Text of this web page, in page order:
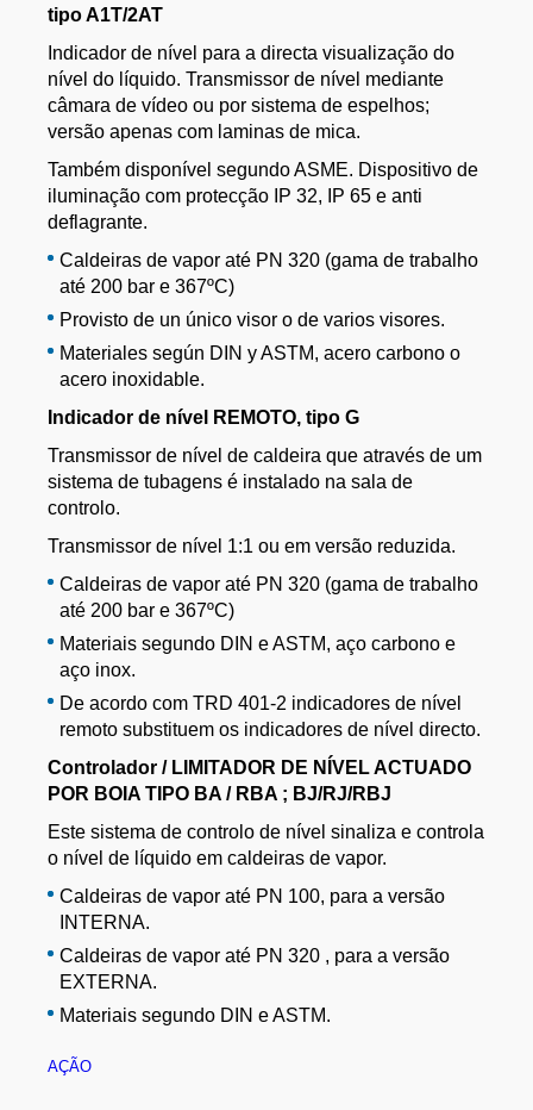
tipo A1T/2AT
Indicador de nível para a directa visualização do
nível do líquido. Transmissor de nível mediante
câmara de vídeo ou por sistema de espelhos;
versão apenas com laminas de mica.
Também disponível segundo ASME. Dispositivo de
iluminação com protecção IP 32, IP 65 e anti
deflagrante.
Caldeiras de vapor até PN 320 (gama de trabalho
até 200 bar e 367ºC)
Provisto de un único visor o de varios visores.
Materiales según DIN y ASTM, acero carbono o
acero inoxidable.
Indicador de nível REMOTO, tipo G
Transmissor de nível de caldeira que através de um
sistema de tubagens é instalado na sala de
controlo.
Transmissor de nível 1:1 ou em versão reduzida.
Caldeiras de vapor até PN 320 (gama de trabalho
até 200 bar e 367ºC)
Materiais segundo DIN e ASTM, aço carbono e
aço inox.
De acordo com TRD 401-2 indicadores de nível
remoto substituem os indicadores de nível directo.
Controlador / LIMITADOR DE NÍVEL ACTUADO
POR BOIA TIPO BA / RBA ; BJ/RJ/RBJ
Este sistema de controlo de nível sinaliza e controla
o nível de líquido em caldeiras de vapor.
Caldeiras de vapor até PN 100, para a versão
INTERNA.
Caldeiras de vapor até PN 320 , para a versão
EXTERNA.
Materiais segundo DIN e ASTM.
AÇÃO